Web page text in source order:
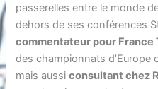
passerelles entre le monde
dehors de ses conférences
commentateur pour France
des championnats d’Europe
mais aussiconsultant chez